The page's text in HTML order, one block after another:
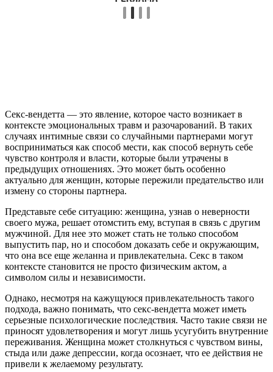
Секс-вендетта — это явление, которое часто возникает в
контексте эмоциональных травм и разочарований. В таких
случаях интимные связи со случайными партнерами могут
восприниматься как способ мести, как способ вернуть себе
чувство контроля и власти, которые были утрачены в
предыдущих отношениях. Это может быть особенно
актуально для женщин, которые пережили предательство или
измену со стороны партнера.
Представьте себе ситуацию: женщина, узнав о неверности
своего мужа, решает отомстить ему, вступая в связь с другим
мужчиной. Для нее это может стать не только способом
выпустить пар, но и способом доказать себе и окружающим,
что она все еще желанна и привлекательна. Секс в таком
контексте становится не просто физическим актом, а
символом силы и независимости.
Однако, несмотря на кажущуюся привлекательность такого
подхода, важно понимать, что секс-вендетта может иметь
серьезные психологические последствия. Часто такие связи не
приносят удовлетворения и могут лишь усугубить внутренние
переживания. Женщина может столкнуться с чувством вины,
стыда или даже депрессии, когда осознает, что ее действия не
привели к желаемому результату.